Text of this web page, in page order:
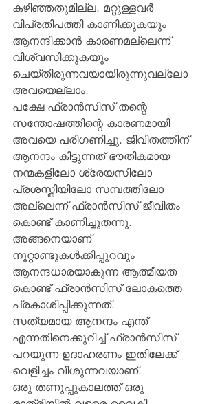
കഴിഞ്ഞതുമില്ല. മറ്റുള്ളവര്‍
വിപ്രതിപത്തി കാണിക്കുകയും
ആനന്ദിക്കാന്‍ കാരണമല്ലെന്ന്
വിശ്വസിക്കുകയും
ചെയ്തിരുന്നവയായിരുന്നുവല്ലോ
അവയെല്ലാം.
പക്ഷേ ഫ്രാന്‍സിസ് തന്റെ
സന്തോഷത്തിന്റെ കാരണമായി
അവയെ പരിഗണിച്ചു. ജീവിതത്തിന്
ആനന്ദം കിട്ടുന്നത് ഭൗതികമായ
നന്മകളിലോ ശ്രേയസിലോ
പ്രശസ്തിയിലോ സമ്പത്തിലോ
അല്ലെന്ന് ഫ്രാന്‍സിസ് ജീവിതം
കൊണ്ട് കാണിച്ചുതന്നു.
അങ്ങനെയാണ്
നൂറ്റാണ്ടുകള്‍ക്കിപ്പുറവും
ആനന്ദധാരയാകുന്ന ആത്മീയത
കൊണ്ട് ഫ്രാന്‍സിസ് ലോകത്തെ
പ്രകാശിപ്പിക്കുന്നത്.
സത്യമായ ആനന്ദം എന്ത്
എന്നതിനെക്കുറിച്ച് ഫ്രാന്‍സിസ്
പറയുന്ന ഉദാഹരണം ഇതിലേക്ക്
വെളിച്ചം വീശുന്നവയാണ്.
ഒരു തണുപ്പുകാലത്ത് ഒരു